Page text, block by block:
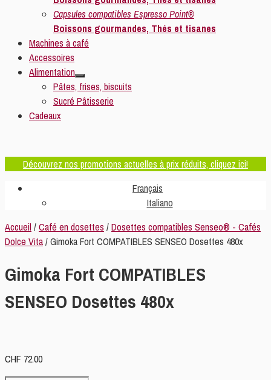
Capsules compatibles Espresso Point®
Boissons gourmandes, Thés et tisanes
Machines à café
Accessoires
Alimentation
Pâtes, frises, biscuits
Sucré Pâtisserie
Cadeaux
Découvrez nos promotions actuelles à prix réduits, cliquez ici!
Français
Italiano
Accueil/Café en dosettes /Dosettes compatibles Senseo® - Cafés
Dolce Vita/ Gimoka Fort COMPATIBLES SENSEO Dosettes 480x
Gimoka Fort COMPATIBLES
SENSEO Dosettes 480x
CHF 72.00